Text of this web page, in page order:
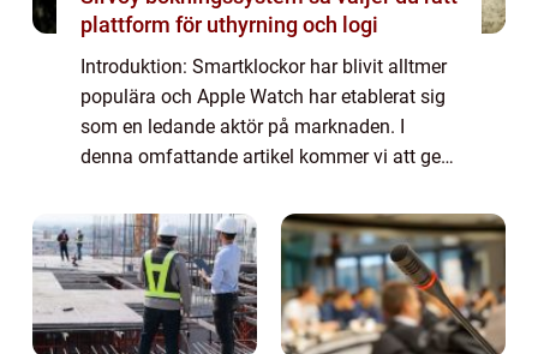
plattform för uthyrning och logi
Introduktion: Smartklockor har blivit alltmer
populära och Apple Watch har etablerat sig
som en ledande aktör på marknaden. I
denna omfattande artikel kommer vi att ge
jämföra olika modeller för att hjälpa dig ...